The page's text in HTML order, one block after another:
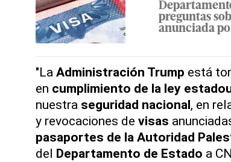
preguntas
anunciada
"La Administración Trump está
en cumplimiento de la ley
nuestra seguridad nacional, en
y revocaciones de visas
pasaportes de la Autoridad
del Departamento de Estado a